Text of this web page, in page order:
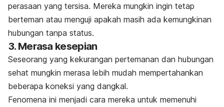
perasaan yang tersisa. Mereka mungkin ingin tetap
berteman atau menguji apakah masih ada kemungkinan
hubungan tanpa status.
3. Merasa kesepian
Seseorang yang kekurangan pertemanan dan hubungan
sehat mungkin merasa lebih mudah mempertahankan
beberapa koneksi yang dangkal.
Fenomena ini menjadi cara mereka untuk memenuhi